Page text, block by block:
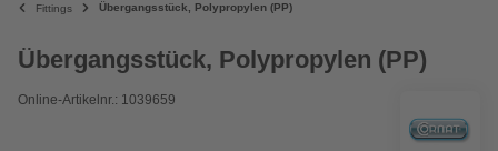
Fittings Übergangsstück, Polypropylen (PP)
Übergangsstück, Polypropylen (PP)
Online-Artikelnr.: 1039659